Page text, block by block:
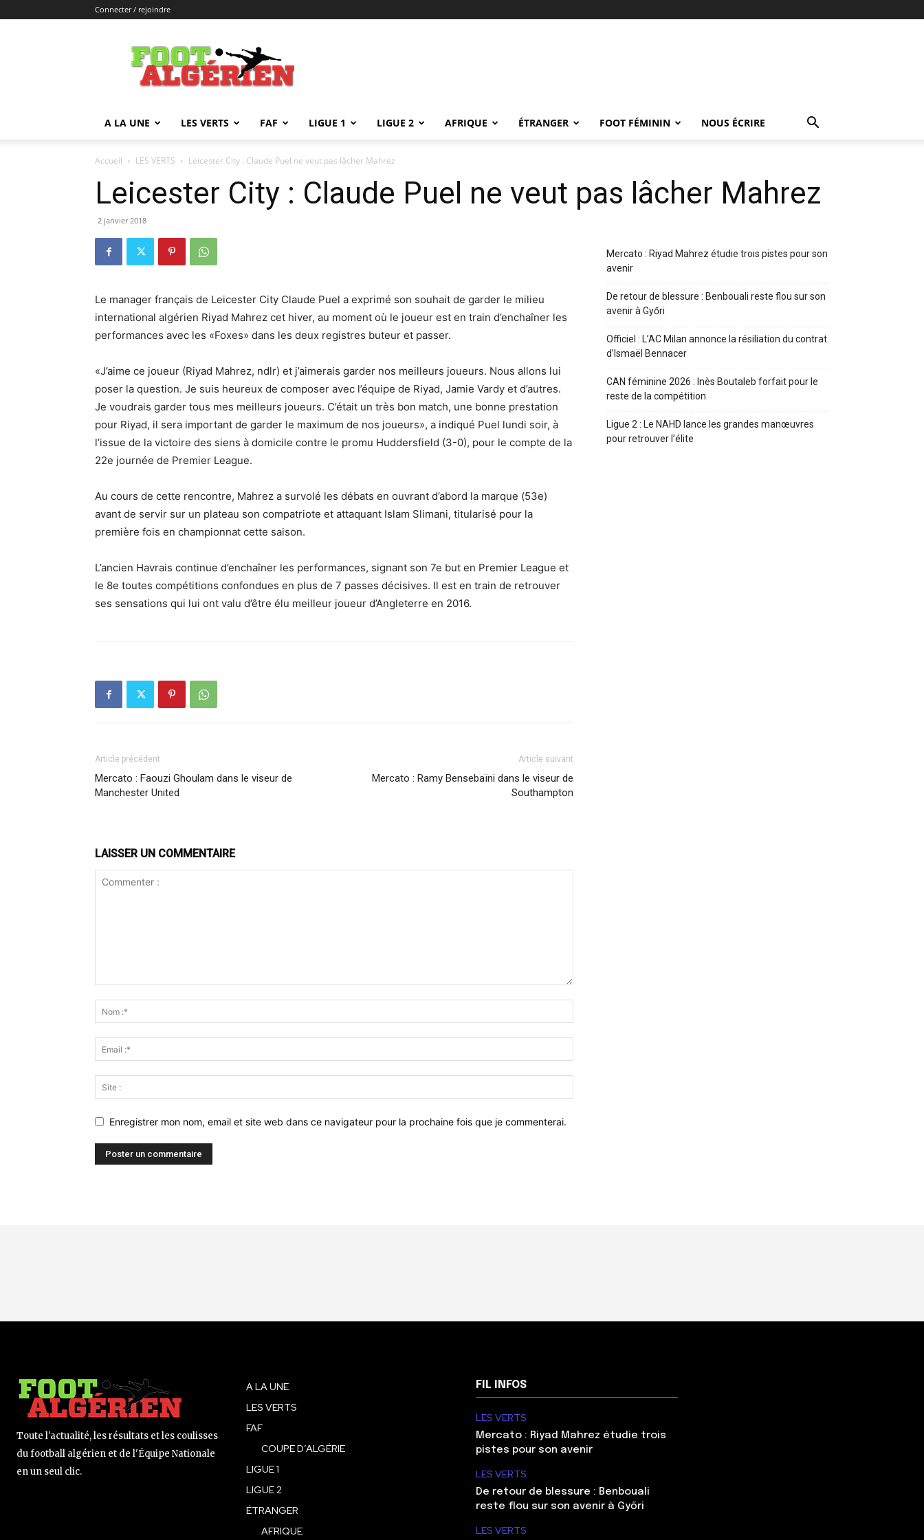
Connecter / rejoindre
FOOTALGERIEN
A LA UNE LES VERTS FAF LIGUE 1 LIGUE 2 AFRIQUE ÉTRANGER FOOT FÉMININ NOUS ÉCRIRE
Accueil LES VERTS Leicester City : Claude Puel ne veut pas lâcher Mahrez
Leicester City : Claude Puel ne veut pas lâcher Mahrez
2 janvier 2018
Le manager français de Leicester City Claude Puel a exprimé son souhait de garder le milieu
international algérien Riyad Mahrez cet hiver, au moment où le joueur est en train d’enchaîner les
performances avec les «Foxes» dans les deux registres buteur et passer.
«J’aime ce joueur (Riyad Mahrez, ndlr) et j’aimerais garder nos meilleurs joueurs. Nous allons lui
poser la question. Je suis heureux de composer avec l’équipe de Riyad, Jamie Vardy et d’autres.
Je voudrais garder tous mes meilleurs joueurs. C’était un très bon match, une bonne prestation
pour Riyad, il sera important de garder le maximum de nos joueurs», a indiqué Puel lundi soir, à
l’issue de la victoire des siens à domicile contre le promu Huddersfield (3-0), pour le compte de la
22e journée de Premier League.
Au cours de cette rencontre, Mahrez a survolé les débats en ouvrant d’abord la marque (53e)
avant de servir sur un plateau son compatriote et attaquant Islam Slimani, titularisé pour la
première fois en championnat cette saison.
L’ancien Havrais continue d’enchaîner les performances, signant son 7e but en Premier League et
le 8e toutes compétitions confondues en plus de 7 passes décisives. Il est en train de retrouver
ses sensations qui lui ont valu d’être élu meilleur joueur d’Angleterre en 2016.
Article précédent
Mercato : Faouzi Ghoulam dans le viseur de
Manchester United
Article suivant
Mercato : Ramy Bensebaïni dans le viseur de
Southampton
LAISSER UN COMMENTAIRE
Enregistrer mon nom, email et site web dans ce navigateur pour la prochaine fois que je commenterai.
Mercato : Riyad Mahrez étudie trois pistes pour son
avenir
De retour de blessure : Benbouali reste flou sur son
avenir à Győri
Officiel : L’AC Milan annonce la résiliation du contrat
d’Ismaël Bennacer
CAN féminine 2026 : Inès Boutaleb forfait pour le
reste de la compétition
Ligue 2 : Le NAHD lance les grandes manœuvres
pour retrouver l’élite
Toute l'actualité, les résultats et les coulisses
du football algérien et de l'Équipe Nationale
en un seul clic.
A LA UNE
LES VERTS
FAF
COUPE D’ALGÉRIE
LIGUE 1
LIGUE 2
ÉTRANGER
AFRIQUE
FIL INFOS
LES VERTS
Mercato : Riyad Mahrez étudie trois
pistes pour son avenir
LES VERTS
De retour de blessure : Benbouali
reste flou sur son avenir à Győri
LES VERTS